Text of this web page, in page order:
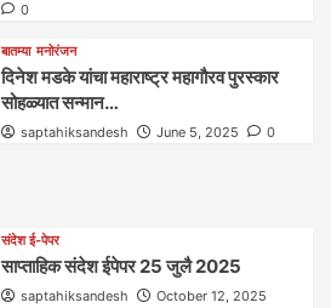
0
बातम्या मनोरंजन
दिनेश मडके यांचा महाराष्ट्र महागौरव‌ पुरस्कार‌‌‌
सोहळ्यात सन्मान…
saptahiksandesh June 5, 2025 0
संदेश ई-पेपर
साप्ताहिक संदेश ईपेपर 25 जुलै 2025
saptahiksandesh
October 12, 2025